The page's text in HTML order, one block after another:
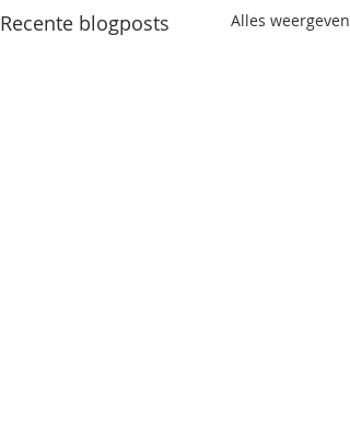
Recente blogposts Alles weergeven